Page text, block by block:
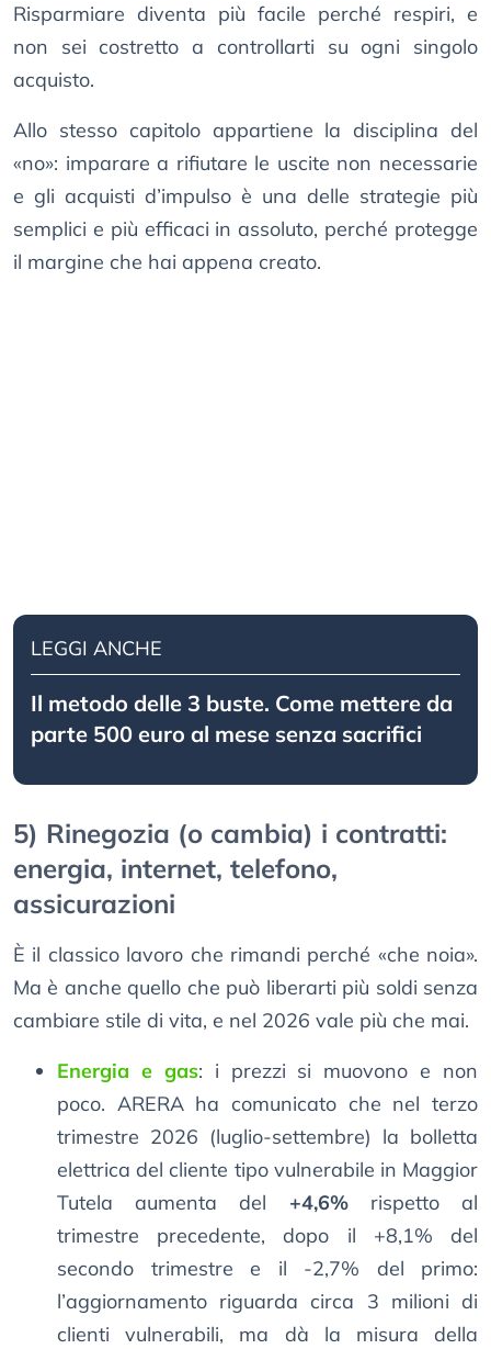
Risparmiare diventa più facile perché respiri, e
non sei costretto a controllarti su ogni singolo
acquisto.
Allo stesso capitolo appartiene la disciplina del
«no»: imparare a rifiutare le uscite non necessarie
e gli acquisti d’impulso è una delle strategie più
semplici e più efficaci in assoluto, perché protegge
il margine che hai appena creato.
LEGGI ANCHE
Il metodo delle 3 buste. Come mettere da
parte 500 euro al mese senza sacrifici
5) Rinegozia (o cambia) i contratti:
energia, internet, telefono,
assicurazioni
È il classico lavoro che rimandi perché «che noia».
Ma è anche quello che può liberarti più soldi senza
cambiare stile di vita, e nel 2026 vale più che mai.
Energia e gas: i prezzi si muovono e non
poco. ARERA ha comunicato che nel terzo
trimestre 2026 (luglio-settembre) la bolletta
elettrica del cliente tipo vulnerabile in Maggior
Tutela aumenta del +4,6%rispetto al
trimestre precedente, dopo il +8,1% del
secondo trimestre e il -2,7% del primo:
l’aggiornamento riguarda circa 3 milioni di
clienti vulnerabili, ma dà la misura della